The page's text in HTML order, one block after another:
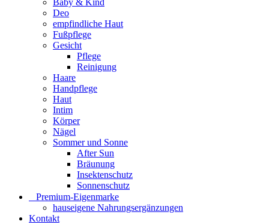
Deo
empfindliche Haut
Fußpflege
Gesicht
Pflege
Reinigung
Haare
Handpflege
Haut
Intim
Körper
Nägel
Sommer und Sonne
After Sun
Bräunung
Insektenschutz
Sonnenschutz
⠀​Premium-Eigenmarke
hauseigene Nahrungsergänzungen
Kontakt